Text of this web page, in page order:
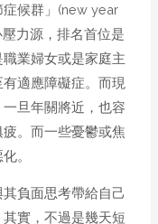
候群」(new year
力源，排名首位是
業婦女或是家庭主
適應障礙症。而現
旦年關將近，也容
。而一些憂鬱或焦
。
負面思考帶給自己
實，不過是幾天短